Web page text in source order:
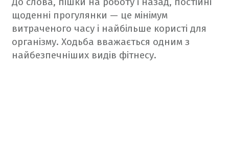
щоденні прогулянки — це мінімум
витраченого часу і найбільше користі для
організму. Ходьба вважається одним з
найбезпечніших видів фітнесу.